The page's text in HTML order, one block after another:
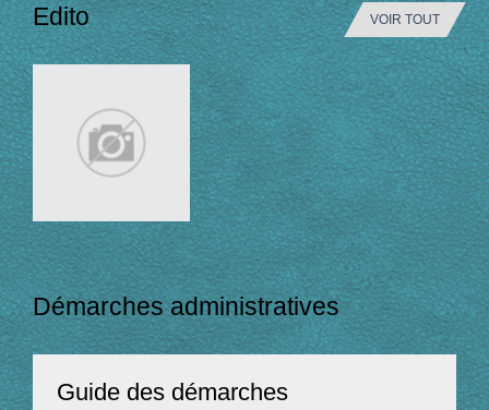
Edito VOIR TOUT
Démarches administratives
Guide des démarches